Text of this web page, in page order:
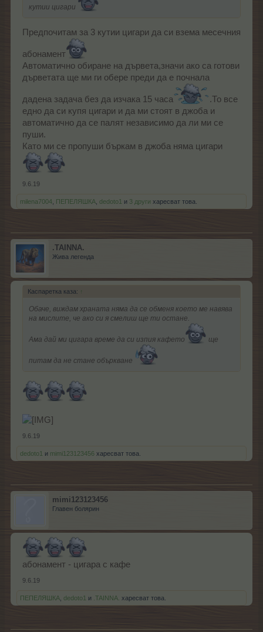
кутии цигари
Предпочитам за 3 кутии цигари да си взема месечния
абонамент
Автоматично обиране на дървета,значи ако са готови
дърветата ще ми ги обере преди да е почнала
дадена задача без да изчака 15 часа
.То все
едно да си купя цигари и да ми стоят в джоба и
автоматично да се палят независимо да ли ми се
пуши.
Като ми се пропуши бъркам в джоба няма цигари
9.6.19
milena7004 ПЕПЕЛЯШКА dedoto1 и 3 други харесват това.
.TAINNA.
Жива легенда
Каспаретка каза: ↑
Обаче, виждам храната няма да се обменя което ме навява
на мислите, че ако си я смелиш ще ти остане.
Ама дай ми цигара време да си изпия кафето ще
питам да не стане объркване
9.6.19
dedoto1 и mimi123123456 харесват това.
mimi123123456
Главен болярин
абонамент - цигара с кафе
9.6.19
ПЕПЕЛЯШКА dedoto1 и .TAINNA. харесват това.